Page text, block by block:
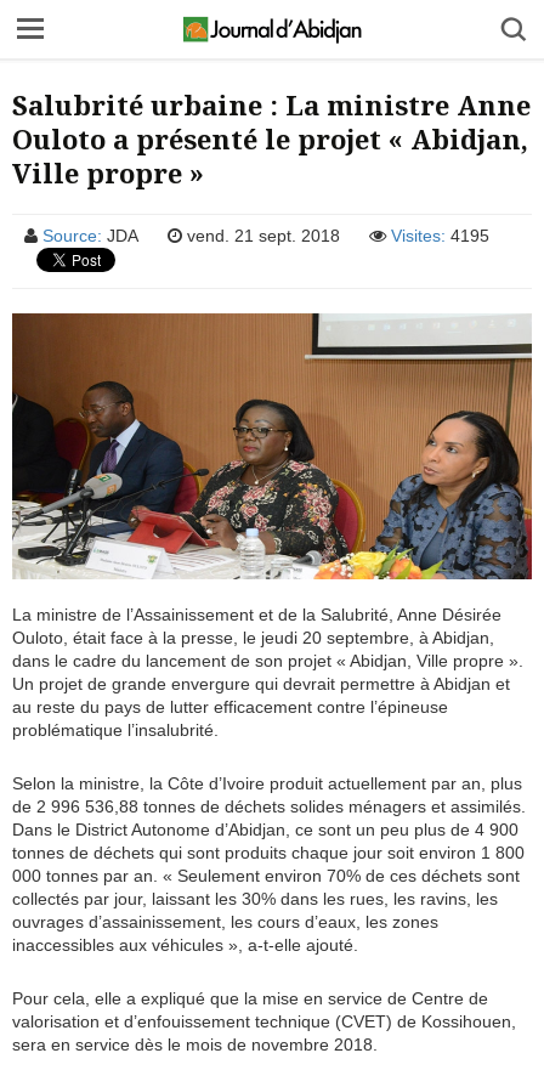
Salubrité urbaine : La ministre Anne
Ouloto a présenté le projet « Abidjan,
Ville propre »
Source: JDA vend. 21 sept. 2018 Visites: 4195
La ministre de l’Assainissement et de la Salubrité, Anne Désirée
Ouloto, était face à la presse, le jeudi 20 septembre, à Abidjan,
dans le cadre du lancement de son projet « Abidjan, Ville propre ».
Un projet de grande envergure qui devrait permettre à Abidjan et
au reste du pays de lutter efficacement contre l’épineuse
problématique l’insalubrité.
Selon la ministre, la Côte d’Ivoire produit actuellement par an, plus
de 2 996 536,88 tonnes de déchets solides ménagers et assimilés.
Dans le District Autonome d’Abidjan, ce sont un peu plus de 4 900
tonnes de déchets qui sont produits chaque jour soit environ 1 800
000 tonnes par an. « Seulement environ 70% de ces déchets sont
collectés par jour, laissant les 30% dans les rues, les ravins, les
ouvrages d’assainissement, les cours d’eaux, les zones
inaccessibles aux véhicules », a-t-elle ajouté.
Pour cela, elle a expliqué que la mise en service de Centre de
valorisation et d’enfouissement technique (CVET) de Kossihouen,
sera en service dès le mois de novembre 2018.